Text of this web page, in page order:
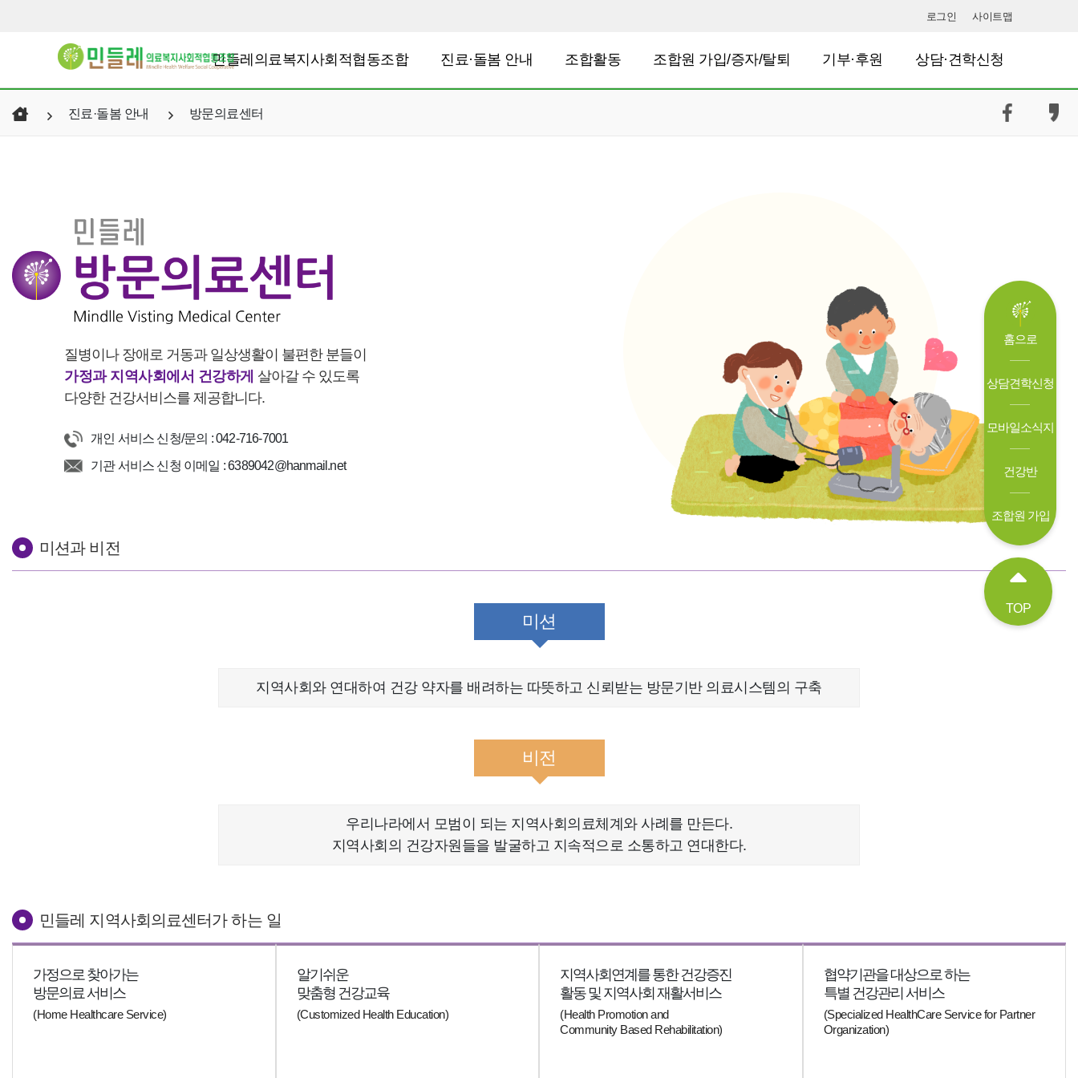
홈으로
상담견학신청
모바일소식지
건강반
조합원 가입
TOP
로그인 사이트맵
민들레의료복지사회적협동조합 진료·돌봄 안내 조합활동 조합원 가입/증자/탈퇴 기부·후원 상담·견학신청
진료·돌봄 안내 방문의료센터
질병이나 장애로 거동과 일상생활이 불편한 분들이
가정과 지역사회에서 건강하게 살아갈 수 있도록
다양한 건강서비스를 제공합니다.
개인 서비스 신청/문의 : 042-716-7001
기관 서비스 신청 이메일 : 6389042@hanmail.net
미션과 비전
미션
지역사회와 연대하여 건강 약자를 배려하는 따뜻하고 신뢰받는 방문기반 의료시스템의 구축
비전
우리나라에서 모범이 되는 지역사회의료체계와 사례를 만든다.
지역사회의 건강자원들을 발굴하고 지속적으로 소통하고 연대한다.
민들레 지역사회의료센터가 하는 일
가정으로 찾아가는
방문의료 서비스
(Home Healthcare Service)
알기쉬운
맞춤형 건강교육
(Customized Health Education)
지역사회연계를 통한 건강증진
활동 및 지역사회 재활서비스
(Health Promotion and
Community Based Rehabilitation)
협약기관을 대상으로 하는
특별 건강관리 서비스
(Specialized HealthCare Service for Partner
Organization)